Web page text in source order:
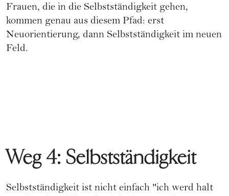
Frauen, die in die Selbstständigkeit gehen,
kommen genau aus diesem Pfad: erst
Neuorientierung, dann Selbstständigkeit im neuen
Feld.
Weg 4: Selbstständigkeit
Selbstständigkeit ist nicht einfach "ich werd halt